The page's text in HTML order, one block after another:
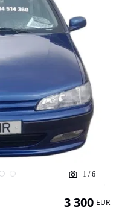
1 /6
3 300 EUR